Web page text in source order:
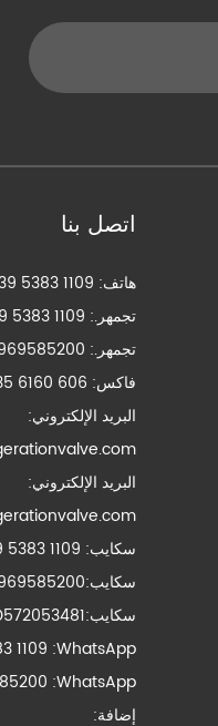
اتصل بنا
هاتف: 5383 1109
تجمهر.: 5383 1109
تجمهر.:
فاكس: 6160 606
البريد الإلكتروني:
البريد الإلكتروني:
سكايب: 5383 1109
سكايب:
سكايب:572053481@qq.com
WhatsApp:
1109
WhatsApp:
إضافة: